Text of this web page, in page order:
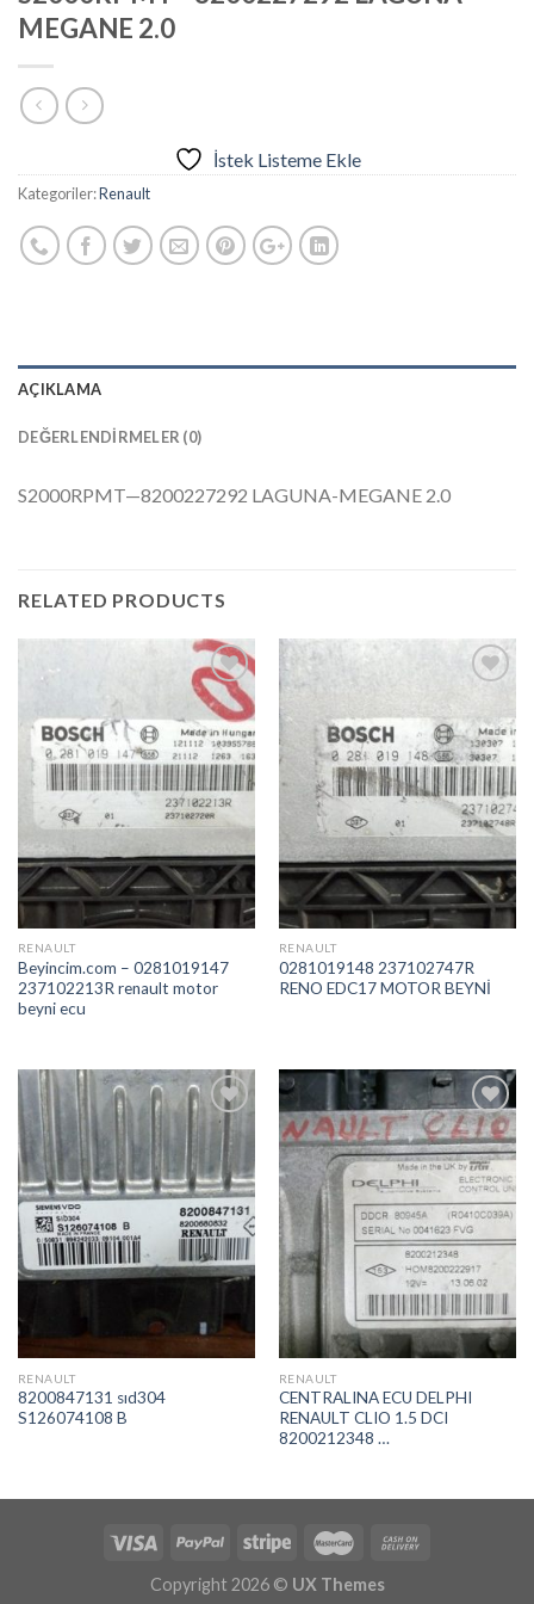
MEGANE 2.0
İstek Listeme Ekle
Kategoriler:Renault
AÇIKLAMA
DEĞERLENDIRMELER (0)
S2000RPMT—8200227292 LAGUNA-MEGANE 2.0
RELATED PRODUCTS
İstek
Listeme
Ekle
RENAULT
Beyincim.com – 0281019147
237102213R renault motor
beyni ecu
İstek
Listeme
Ekle
RENAULT
0281019148 237102747R
RENO EDC17 MOTOR BEYNİ
İstek
Listeme
Ekle
RENAULT
8200847131 sıd304
S126074108 B
İstek
Listeme
Ekle
RENAULT
CENTRALINA ECU DELPHI
RENAULT CLIO 1.5 DCI
8200212348 …
Copyright 2026 © UX Themes